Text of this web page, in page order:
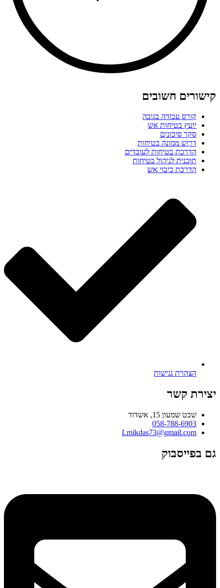
קישורים חשובים
קורס עבודה בגובה
יועץ בטיחות אש
סקר סיכונים
דרוש ממונה בטיחות
הדרכת בטיחות לעובדים
תוכנית לניהול בטיחות
הדרכת כיבוי אש
הצהרת נגישות
יצירת קשר
שבט שמעון 15, אשדוד
058-788-6903
Lmikdas73@gmail.com
גם בפייסבוק